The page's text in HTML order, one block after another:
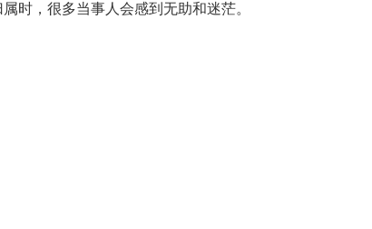
时，很多当事人会感到无助和迷茫。